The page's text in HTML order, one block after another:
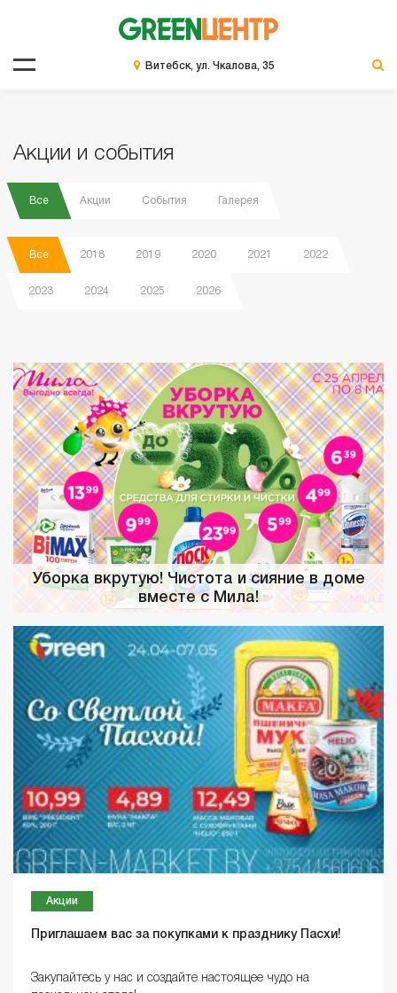
Витебск, ул. Чкалова, 35
Акции и события
Все Акции События Галерея
Все 2018 2019 2020 2021 2022
2023 2024 2025 2026
Уборка вкрутую! Чистота и сияние в доме
вместе с Мила!
Акции
Приглашаем вас за покупками к празднику Пасхи!
Закупайтесь у нас и создайте настоящее чудо на